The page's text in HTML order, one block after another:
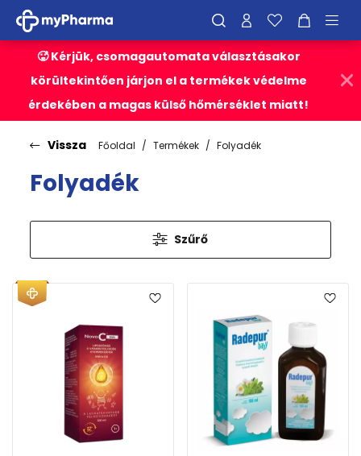
🥵 Kérjük, csomagautomata választásakor
körültekintően járjon el a termékek védelme
érdekében a magas külső hőmérséklet miatt!
Vissza Főoldal Termékek Folyadék
Folyadék
Szűrő